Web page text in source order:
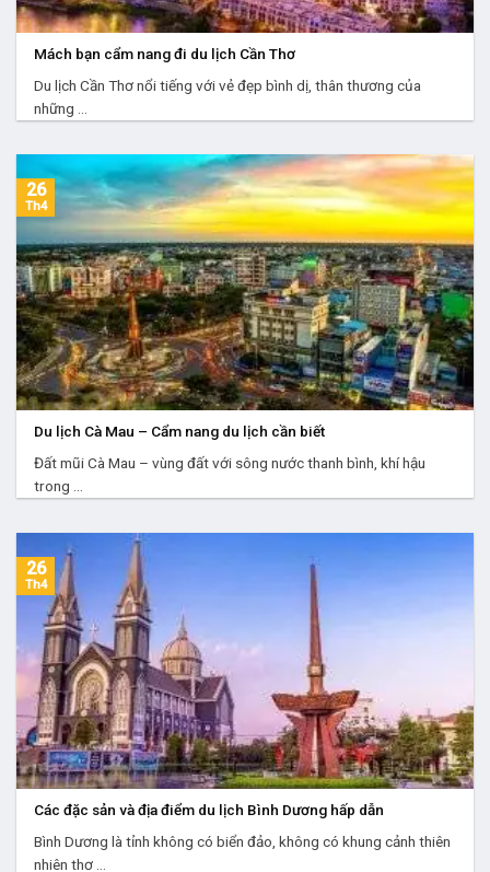
Mách bạn cẩm nang đi du lịch Cần Thơ
Du lịch Cần Thơ nổi tiếng với vẻ đẹp bình dị, thân thương của
những ...
Du lịch Cà Mau – Cẩm nang du lịch cần biết
Đất mũi Cà Mau – vùng đất với sông nước thanh bình, khí hậu
trong ...
26
Th4
Các đặc sản và địa điểm du lịch Bình Dương hấp dẫn
Bình Dương là tỉnh không có biển đảo, không có khung cảnh thiên
nhiên thơ ...
26
Th4